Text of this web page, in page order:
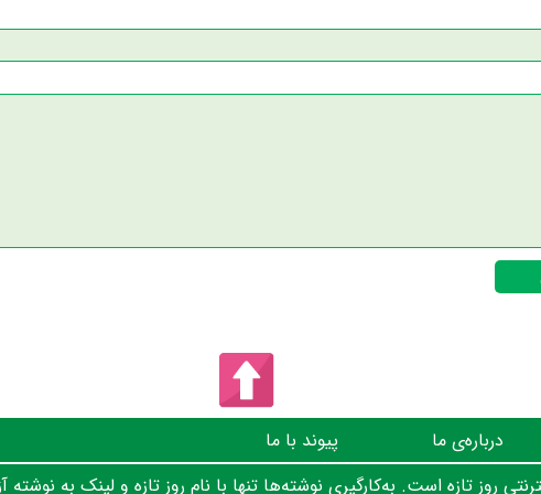
روز تازه است. به‌کارگیری نوشته‌ها تنها با نام روز تازه و لینک به نوشته
درباره‌ی ما پیوند با ما